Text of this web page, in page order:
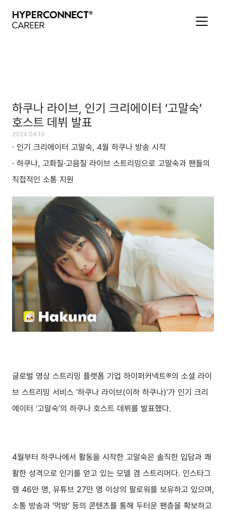
하쿠나 라이브, 인기 크리에이터 ‘고말숙’
호스트 데뷔 발표
2024.04.19
· 인기 크리에이터 고말숙, 4월 하쿠나 방송 시작
· 하쿠나, 고화질·고음질 라이브 스트리밍으로 고말숙과 팬들의
직접적인 소통 지원
글로벌 영상 스트리밍 플랫폼 기업 하이퍼커넥트®의 소셜 라이
브 스트리밍 서비스 ‘하쿠나 라이브(이하 하쿠나)’가 인기 크리
에이터 ‘고말숙’의 하쿠나 호스트 데뷔를 발표했다.
4월부터 하쿠나에서 활동을 시작한 고말숙은 솔직한 입담과 쾌
활한 성격으로 인기를 얻고 있는 모델 겸 스트리머다. 인스타그
램 46만 명, 유튜브 27만 명 이상의 팔로워를 보유하고 있으며,
소통 방송과 ‘먹방’ 등의 콘텐츠를 통해 두터운 팬층을 확보하고